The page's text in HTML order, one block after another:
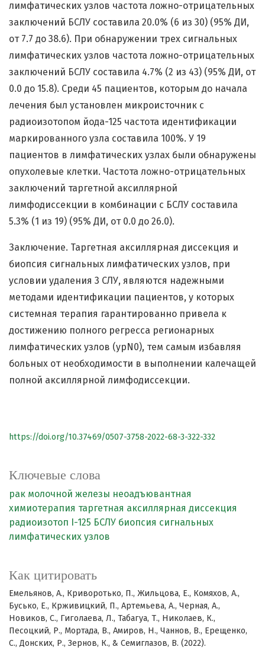
Ключевые слова
рак молочной железы неоадъювантная
химиотерапия таргетная аксиллярная диссекция
радиоизотоп I-125 БСЛУ биопсия сигнальных
лимфатических узлов
Как цитировать
Емельянов, А., Криворотько, П., Жильцова, Е., Комяхов, А.,
Бусько, Е., Крживицкий, П., Артемьева, А., Черная, А.,
Новиков, С., Гиголаева, Л., Табагуа, Т., Николаев, К.,
Песоцкий, Р., Мортада, В., Амиров, Н., Чаннов, В., Ерещенко,
С., Донских, Р., Зернов, К., & Семиглазов, В. (2022).
лимфатических узлов частота ложно-отрицательных
заключений БСЛУ составила 20.0% (6 из 30) (95% ДИ,
от 7.7 до 38.6). При обнаружении трех сигнальных
лимфатических узлов частота ложно-отрицательных
заключений БСЛУ составила 4.7% (2 из 43) (95% ДИ, от
0.0 до 15.8). Среди 45 пациентов, которым до начала
лечения был установлен микроисточник с
радиоизотопом йода-125 частота идентификации
маркированного узла составила 100%. У 19
пациентов в лимфатических узлах были обнаружены
опухолевые клетки. Частота ложно-отрицательных
заключений таргетной аксиллярной
лимфодиссекции в комбинации с БСЛУ составила
5.3% (1 из 19) (95% ДИ, от 0.0 до 26.0).
Заключение. Таргетная аксиллярная диссекция и
биопсия сигнальных лимфатических узлов, при
условии удаления 3 СЛУ, являются надежными
методами идентификации пациентов, у которых
системная терапия гарантированно привела к
достижению полного регресса регионарных
лимфатических узлов (ypN0), тем самым избавляя
больных от необходимости в выполнении калечащей
полной аксиллярной лимфодиссекции.
https://doi.org/10.37469/0507-3758-2022-68-3-322-332